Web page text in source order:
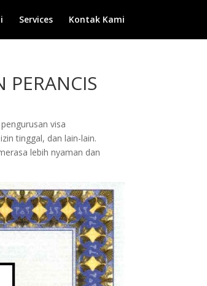
Services Kontak Kami
PERANCIS
visa
tinggal, dan lain-lain.
lebih nyaman dan